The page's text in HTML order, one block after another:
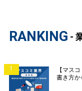
RANKING -
1
【マス
書き方か